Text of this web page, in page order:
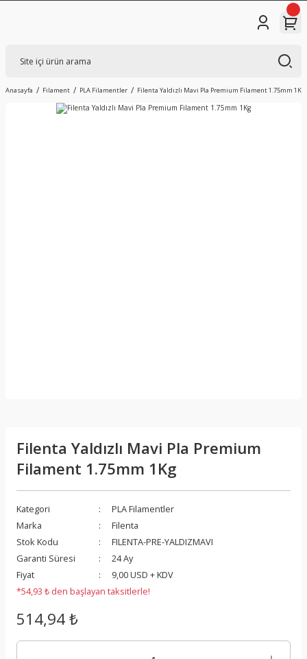
Anasayfa Filament PLA Filamentler Filenta Yaldızlı Mavi Pla Premium Filament 1.75mm 1Kg
Filenta Yaldızlı Mavi Pla Premium
Filament 1.75mm 1Kg
Kategori
PLA Filamentler
Marka
Filenta
Stok Kodu
FILENTA-PRE-YALDIZMAVI
Garanti Süresi
24 Ay
Fiyat
9,00 USD + KDV
*54,93 ₺ den başlayan taksitlerle!
514,94 ₺